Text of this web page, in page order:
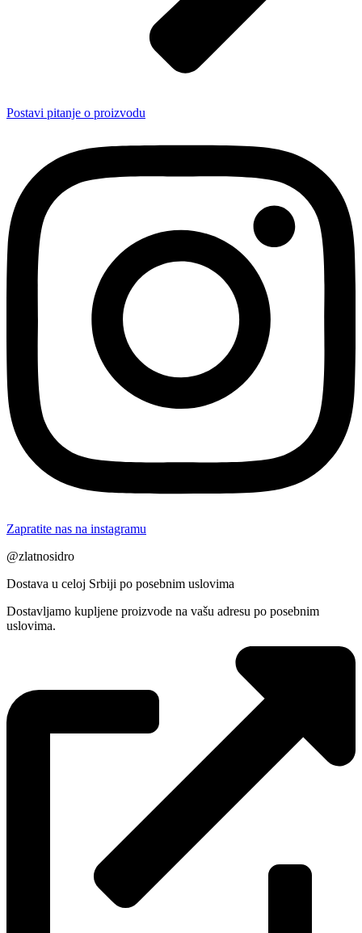
Postavi pitanje o proizvodu
Zapratite nas na instagramu
@zlatnosidro
Dostava u celoj Srbiji po posebnim uslovima
Dostavljamo kupljene proizvode na vašu adresu po posebnim
uslovima.